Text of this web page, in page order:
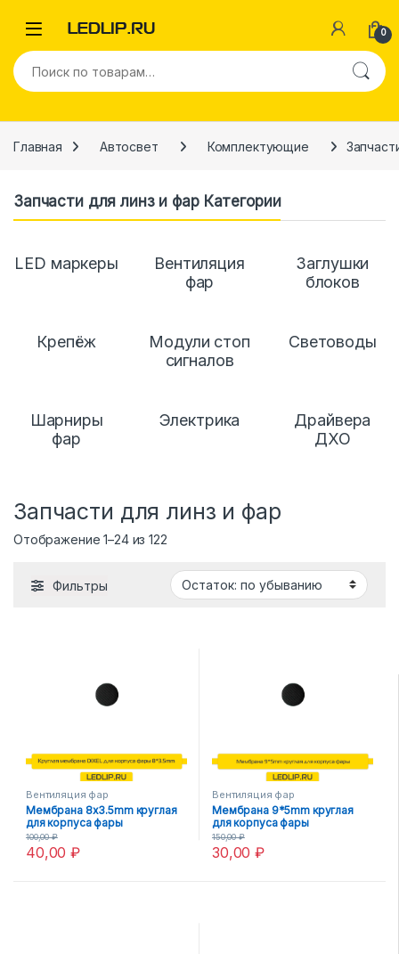
0
Искать:
Главная Автосвет Комплектующие
Запчасти для линз и фар Категории
LED маркеры
Вентиляция
фар
Заглушки
блоков
Крепёж
Модули стоп
сигналов
Световоды
Шарниры
фар
Электрика
Драйвера
ДХО
Запчасти для линз и фар
Отображение 1–24 из 122
Фильтры
Вентиляция фар
Мембрана 8х3.5mm круглая
для корпуса фары
40,00₽
100,00₽
Вентиляция фар
Мембрана 9*5mm круглая
для корпуса фары
30,00₽
150,00₽